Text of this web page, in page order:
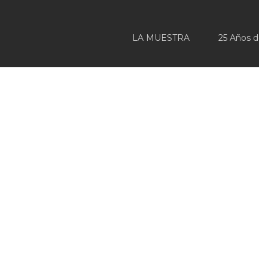
LA MUESTRA 25 Años